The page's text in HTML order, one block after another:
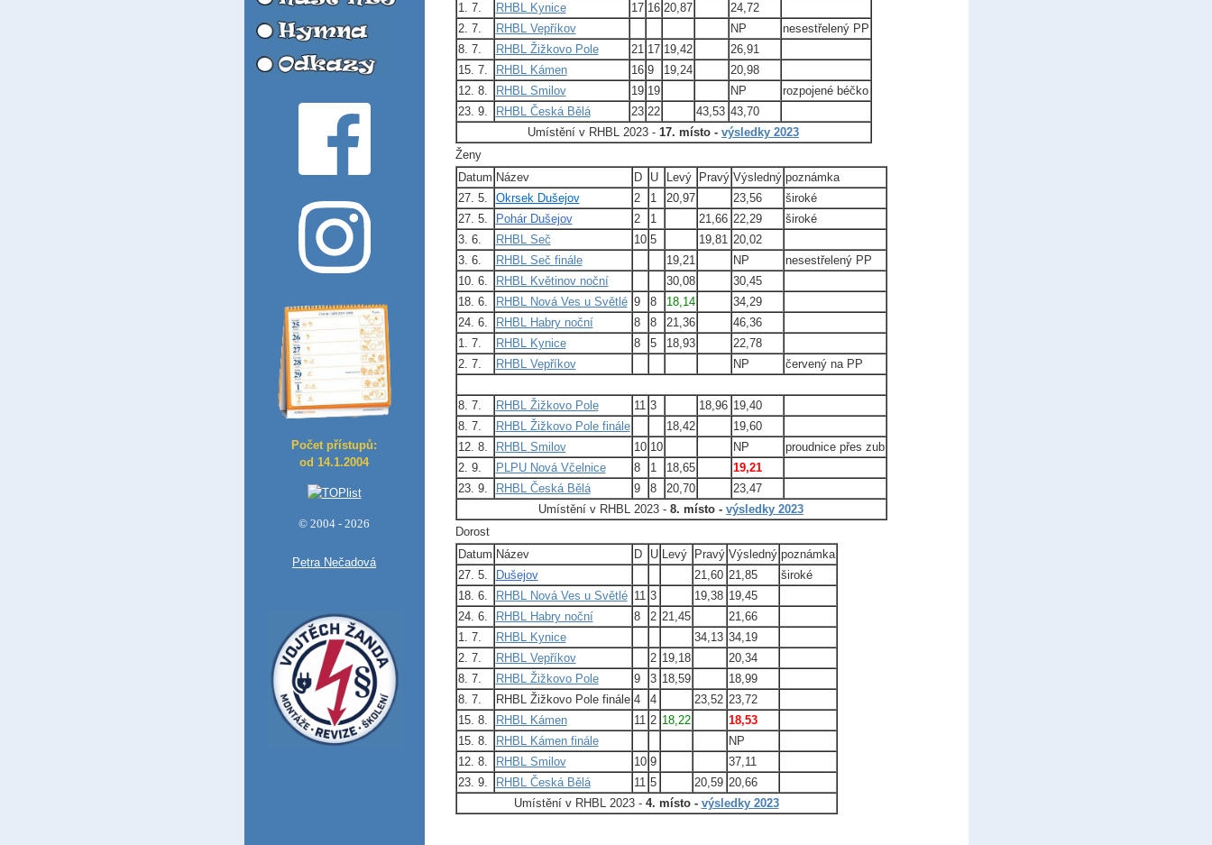
Počet přístupů:
od 14.1.2004
© 2004 - 2026
Petra Nečadová
1. 7.
RHBL Kynice 17 16 20,87
24,72
2. 7.
RHBL Vepříkov NP nesestřelený PP
8. 7.
RHBL Žižkovo Pole 21 17 19,42
26,91
15. 7.
RHBL Kámen 16 9 19,24
20,98
12. 8.
RHBL Smilov 19 19 NP
rozpojené béčko
23. 9.
RHBL Česká Bělá 23 22 43,53 43,70
Umístění v RHBL 2023 - 17. místo - výsledky 2023
Ženy
Datum Název D U Levý Pravý Výsledný poznámka
27. 5.
Okrsek Dušejov 2 1 20,97 23,56
široké
27. 5.
Pohár Dušejov 2 1 21,66 22,29
široké
3. 6.
RHBL Seč 10 5 19,81 20,02
3. 6.
RHBL Seč finále 19,21 NP
nesestřelený PP
10. 6.
RHBL Květinov noční 30,08
30,45
18. 6.
RHBL Nová Ves u Světlé 9 8 18,14
34,29
24. 6.
RHBL Habry noční 8 8 21,36
46,36
1. 7.
RHBL Kynice 8 5 18,93
22,78
2. 7.
RHBL Vepříkov NP červený na PP
8. 7. RHBL Žižkovo Pole 11 3 18,96 19,40
8. 7.
RHBL Žižkovo Pole finále 18,42
19,60
12. 8.
RHBL Smilov 10 10 NP
proudnice přes zub
2. 9.
PLPU Nová Včelnice 8 1 18,65
19,21
23. 9.
RHBL Česká Bělá 9 8 20,70
23,47
Umístění v RHBL 2023 - 8. místo - výsledky 2023
Dorost
Datum Název D U Levý Pravý Výsledný poznámka
27. 5.
Dušejov 21,60 21,85
široké
18. 6.
RHBL Nová Ves u Světlé 11 3 19,38 19,45
24. 6.
RHBL Habry noční 8 2 21,45
21,66
1. 7.
RHBL Kynice 34,13 34,19
2. 7.
RHBL Vepříkov 2 19,18
20,34
8. 7.
RHBL Žižkovo Pole 9 3 18,59
18,99
8. 7.
RHBL Žižkovo Pole finále 4 4 23,52 23,72
15. 8.
RHBL Kámen 11 2 18,22
18,53
15. 8.
RHBL Kámen finále
NP
12. 8.
RHBL Smilov 10 9
37,11
23. 9.
RHBL Česká Bělá 11 5 20,59 20,66
Umístění v RHBL 2023 - 4. místo - výsledky 2023